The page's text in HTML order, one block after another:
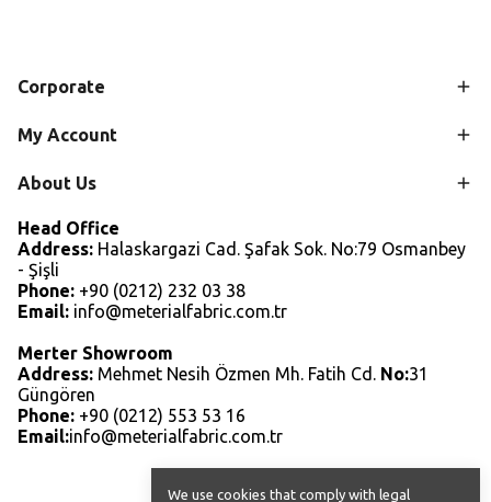
We use cookies that comply with legal
Corporate
My Account
About Us
Head Office
Address: Halaskargazi Cad. Şafak Sok. No:79 Osmanbey
- Şişli
Phone: +90 (0212) 232 03 38
Email: info@meterialfabric.com.tr
Merter Showroom
Address: Mehmet Nesih Özmen Mh. Fatih Cd. No:31
Güngören
Phone: +90 (0212) 553 53 16
Email:info@meterialfabric.com.tr